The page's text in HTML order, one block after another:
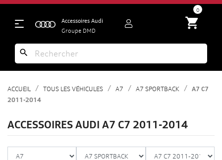
shopping_cart
0
Accessoires Audi
Groupe DMD
search
ACCUEIL TOUS LES VÉHICULES A7 A7 SPORTBACK
A7 C7
2011-2014
ACCESSOIRES AUDI A7 C7 2011-2014